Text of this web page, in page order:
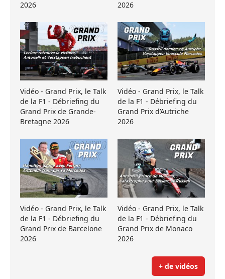
2026
2026
Vidéo - Grand Prix, le Talk
de la F1 - Débriefing du
Grand Prix de Grande-
Bretagne 2026
Vidéo - Grand Prix, le Talk
de la F1 - Débriefing du
Grand Prix d’Autriche
2026
Vidéo - Grand Prix, le Talk
de la F1 - Débriefing du
Grand Prix de Barcelone
2026
Vidéo - Grand Prix, le Talk
de la F1 - Débriefing du
Grand Prix de Monaco
2026
+ de vidéos